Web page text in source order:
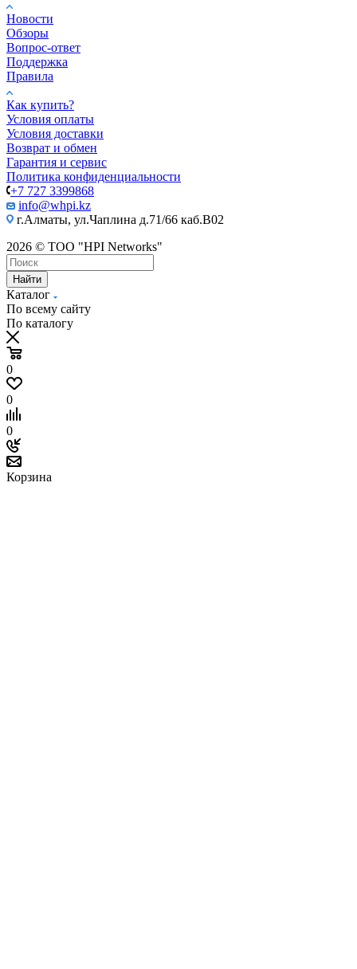
Новости
Обзоры
Вопрос-ответ
Поддержка
Правила
Как купить?
Условия оплаты
Условия доставки
Возврат и обмен
Гарантия и сервис
Политика конфиденциальности
+7 727 3399868
info@whpi.kz
г.Алматы, ул.Чаплина д.71/66 каб.B02
2026 © ТОО "HPI Networks"
Найти
Каталог
По всему сайту
По каталогу
0
0
0
Корзина